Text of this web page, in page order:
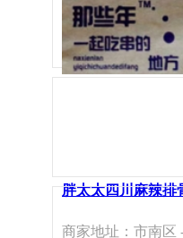
胖太太四川麻辣排
商家地址：市南区